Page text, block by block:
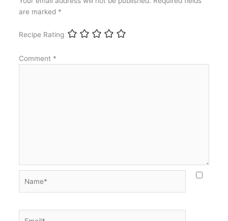
are marked *
Recipe Rating
Comment *